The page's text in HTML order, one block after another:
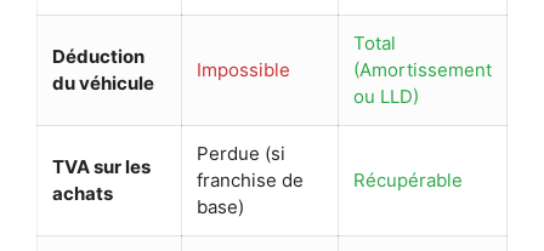
Déduction
du véhicule
Impossible
Total
(Amortissement
ou LLD)
TVA sur les
achats
Perdue (si
franchise de
base)
Récupérable